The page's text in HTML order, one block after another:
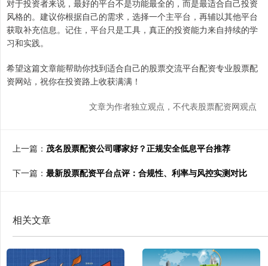
对于投资者来说，最好的平台不是功能最全的，而是最适合自己投资
风格的。建议你根据自己的需求，选择一个主平台，再辅以其他平台
获取补充信息。记住，平台只是工具，真正的投资能力来自持续的学
习和实践。
希望这篇文章能帮助你找到适合自己的股票交流平台配资专业股票配
资网站，祝你在投资路上收获满满！
文章为作者独立观点，不代表股票配资网观点
上一篇： 茂名股票配资公司哪家好？正规安全低息平台推荐
下一篇： 最新股票配资平台点评：合规性、利率与风控实测对比
相关文章